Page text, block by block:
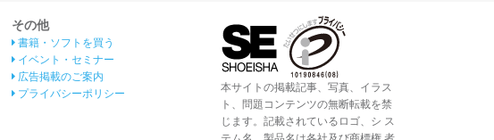
その他
書籍・ソフトを買う
イベント・セミナー
広告掲載のご案内
プライバシーポリシー
本サイトの掲載記事、写真、イラス
ト、問題コンテンツの無断転載を禁
じます。記載されているロゴ、シ ス